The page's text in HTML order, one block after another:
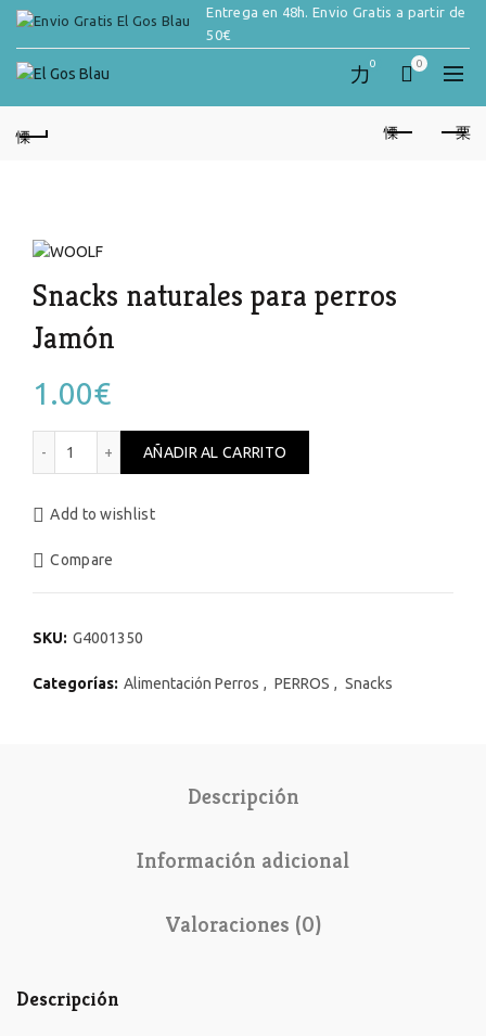
Entrega en 48h. Envio Gratis a partir de
50€
0 0
Snacks naturales para perros
Jamón
1.00€
Snacks naturales para perros Jamón cantidad
AÑADIR AL CARRITO
Add to wishlist
Compare
SKU: G4001350
Categorías: Alimentación Perros , PERROS , Snacks
Descripción
Información adicional
Valoraciones (0)
Descripción